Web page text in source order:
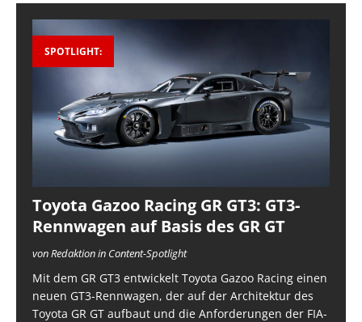
SPOTLIGHT:
Toyota Gazoo Racing GR GT3: GT3-
Rennwagen auf Basis des GR GT
von Redaktion in Content-Spotlight
Mit dem GR GT3 entwickelt Toyota Gazoo Racing einen
neuen GT3-Rennwagen, der auf der Architektur des
Toyota GR GT aufbaut und die Anforderungen der FIA-